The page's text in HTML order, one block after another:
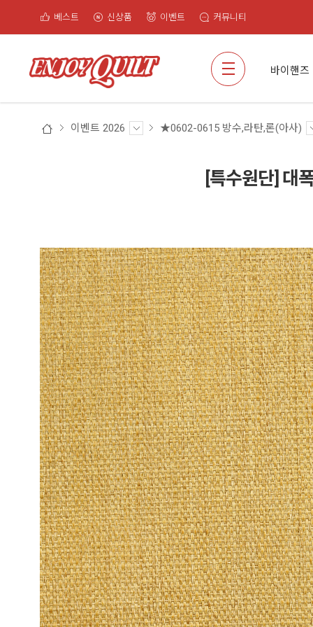
베스트 신상품 이벤트 커뮤니티
바이핸즈
이벤트 2026 ★0602-0615 방수,라탄,론(아사)
[특수원단] 대